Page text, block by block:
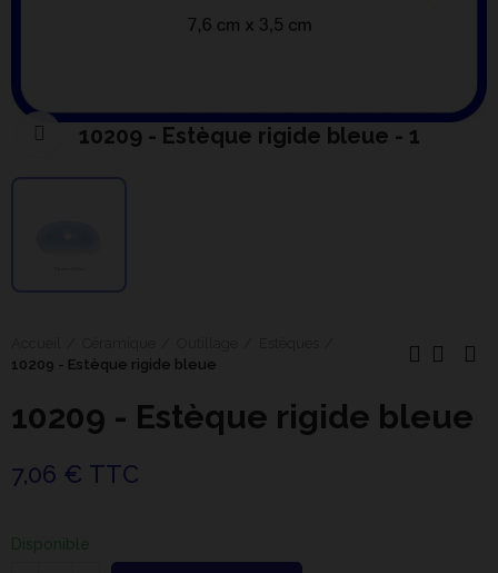
10209 - Estèque rigide bleue - 1
Cliquer pour agrandir
10209 - Estèque rigide bleue
10209 - Estèque rigide bleue
7,06 € TTC
Disponible